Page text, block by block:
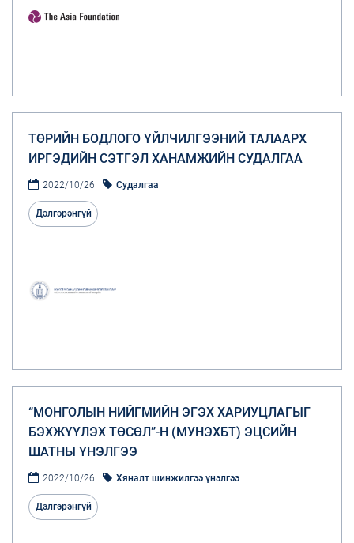
ТӨРИЙН БОДЛОГО ҮЙЛЧИЛГЭЭНИЙ ТАЛААРХ
ИРГЭДИЙН СЭТГЭЛ ХАНАМЖИЙН СУДАЛГАА
2022/10/26 Судалгаа
Дэлгэрэнгүй
“МОНГОЛЫН НИЙГМИЙН ЭГЭХ ХАРИУЦЛАГЫГ
БЭХЖҮҮЛЭХ ТӨСӨЛ”-Н (МУНЭХБТ) ЭЦСИЙН
ШАТНЫ ҮНЭЛГЭЭ
2022/10/26 Хяналт шинжилгээ үнэлгээ
Дэлгэрэнгүй